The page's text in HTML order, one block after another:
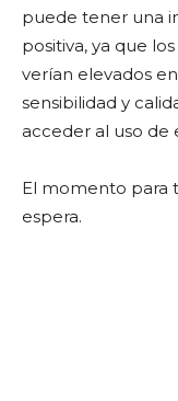
puede tener una
positiva, ya que
verían elevados
sensibilidad y
acceder al uso de
El momento para
espera.